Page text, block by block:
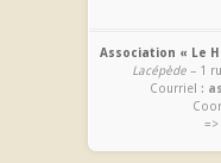
Association « Le
Lacépède– 1
Courriel :
=>